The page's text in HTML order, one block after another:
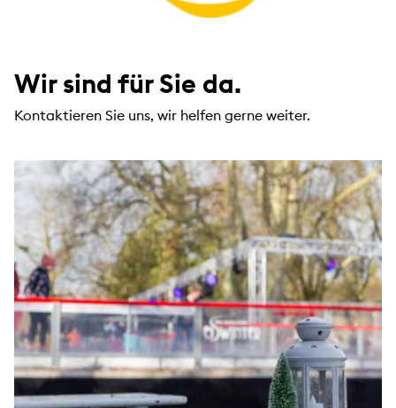
Wir sind für Sie da.
Kontaktieren Sie uns, wir helfen gerne weiter.